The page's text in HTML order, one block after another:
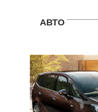
АВТО